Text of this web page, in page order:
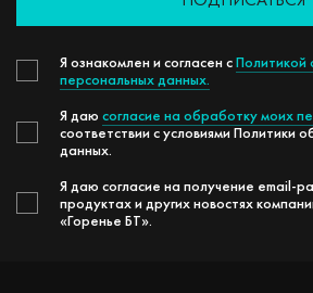
Я ознакомлен и согласен сПолитикой
персональных данных.
Я даю согласие на обработку моих
соответствии с условиями Политики
данных.
Я даю согласие на получение email-
продуктах и других новостях
«Горенье БТ».